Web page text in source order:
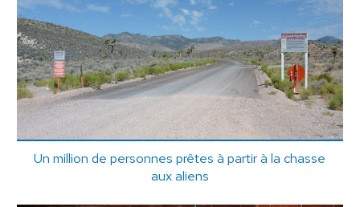
Un million de personnes prêtes à partir à la chasse
aux aliens